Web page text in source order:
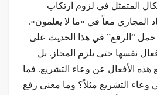
المتمثل في لزوم ارتكاب
المجازي معاً في «ما لا يعلمون».
حمل “الرفع” في هذا الحديث على
نفسها حتى يلزم المجاز. بل
هذه الأفعال عن وعاء التشريع. فما
التشريع مثلاً؟ وما معنى رفع